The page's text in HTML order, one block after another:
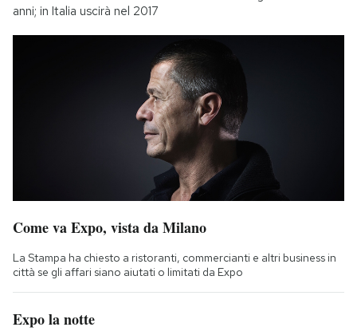
anni; in Italia uscirà nel 2017
Come va Expo, vista da Milano
La Stampa ha chiesto a ristoranti, commercianti e altri business in
città se gli affari siano aiutati o limitati da Expo
Expo la notte